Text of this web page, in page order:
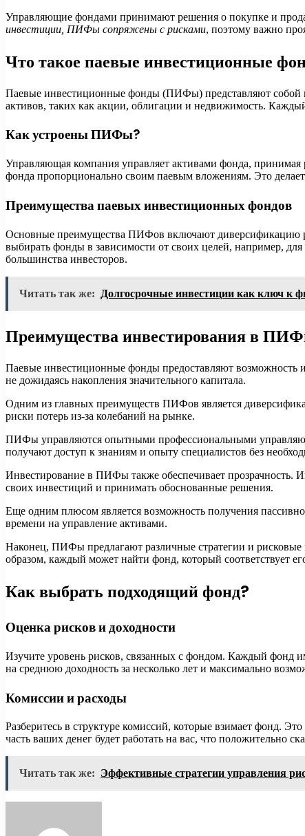
Управляющие фондами принимают решения о покупке и
инвестиции, ПИФы сопряжены с рисками, поэтому важно
Что такое паевые инвестиционные
Паевые инвестиционные фонды (ПИФы) представляют собой
активов, таких как акции, облигации и недвижимость.
Как устроены ПИФы?
Управляющая компания управляет активами фонда,
фонда пропорционально своим паевым вложениям. Это
Преимущества паевых инвестиционных фондов
Основные преимущества ПИФов включают диверсификацию
выбирать фонды в зависимости от своих целей, например,
большинства инвесторов.
Читать так же: Долгосрочные инвестиции как ключ к
Преимущества инвестирования в
Паевые инвестиционные фонды предоставляют возможность
не дожидаясь накопления значительного капитала.
Одним из главных преимуществ ПИФов является
риски потерь из-за колебаний на рынке.
ПИФы управляются опытными профессиональными
получают доступ к знаниям и опыту специалистов без
Инвестирование в ПИФы также обеспечивает прозрачность.
своих инвестиций и принимать обоснованные решения.
Еще одним плюсом является возможность получения
времени на управление активами.
Наконец, ПИФы предлагают различные стратегии и рисковые
образом, каждый может найти фонд, который соответствует
Как выбрать подходящий фонд?
Оценка рисков и доходности
Изучите уровень рисков, связанных с фондом. Каждый фонд
на среднюю доходность за несколько лет и максимально
Комиссии и расходы
Разберитесь в структуре комиссий, которые взимает фонд.
часть ваших денег будет работать на вас, что положительно
Читать так же: Эффективные стратегии управления